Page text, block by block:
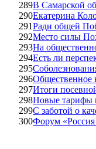
289В Самарской
290Екатерина
291Ради общей
292Место силы
293На
294Есть ли
295
296Общественное
297Итоги
298Новые тарифы
299С заботой о
300Форум «Россия